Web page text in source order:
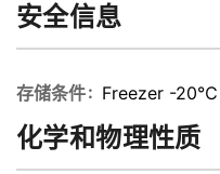
安全信息
存储条件 Freezer -20℃
化学和物理性质